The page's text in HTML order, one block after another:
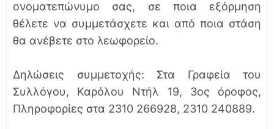
ονοματεπώνυμο σας, σε ποια εξόρμηση
θέλετε να συμμετάσχετε και από ποια στάση
θα ανέβετε στο λεωφορείο.
Δηλώσεις συμμετοχής: Στα Γραφεία του
Συλλόγου, Καρόλου Ντήλ 19, 3ος όροφος,
Πληροφορίες στα 2310 266928, 2310 240889.